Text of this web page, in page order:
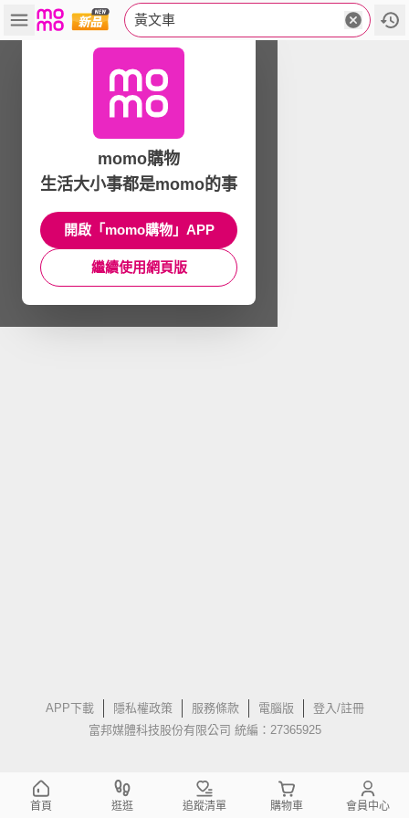
黃文車
APP下載 隱私權政策 服務條款 電腦版
登入/註冊
富邦媒體科技股份有限公司 統編：27365925
momo購物
生活大小事都是momo的事
開啟「momo購物」APP
繼續使用網頁版
首頁 逛逛 追蹤清單 購物車 會員中心